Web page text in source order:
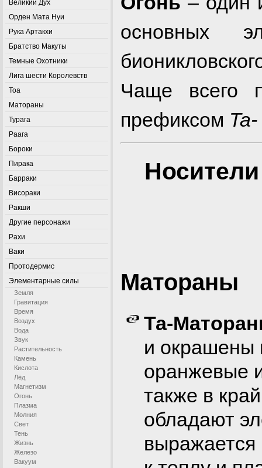
Великий Дух
Орден Мата Нуи
Рука Артакхи
Братство Макуты
Темные Охотники
Лига шести Королевств
Тоа
Матораны
Турага
Раага
Бороки
Пирака
Барраки
Висораки
Ракши
Другие персонажи
Рахи
Ваки
Протодермис
Элементарные силы
Земля
Гравитация
Время
Воздух
Вода
Звук
Растительность
Камень
Кислота
Лёд
Магнетизм
Огонь
Плазма
Молния
Свет
Тень
Жизнь
Железо
Вакуум
основных
Чаще всего
префиксом Ta-
Матораны
Та-
и окрашены
оранжевые
также в
обладают
выражается